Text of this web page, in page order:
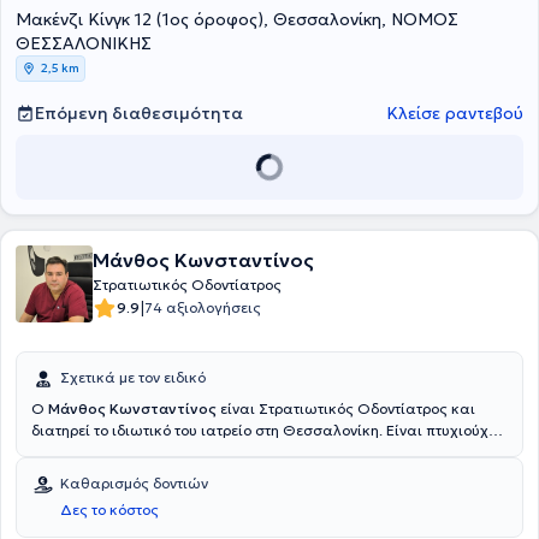
Μακένζι Κινγκ 12, στο κέντρο Θεσσαλονίκης, στον 1ο όροφο.
Μακένζι Κίνγκ 12 (1ος όροφος), Θεσσαλονίκη, ΝΟΜΟΣ
ΘΕΣΣΑΛΟΝΙΚΗΣ
2,5 km
Επόμενη διαθεσιμότητα Κλείσε ραντεβού
Μάνθος Κωνσταντίνος
Στρατιωτικός Οδοντίατρος
9.9|74 αξιολογήσεις
Σχετικά με τον ειδικό
Ο Μάνθος Κωνσταντίνος είναι Στρατιωτικός Οδοντίατρος και
διατηρεί το ιδιωτικό του ιατρείο στη Θεσσαλονίκη. Είναι πτυχιούχος
Θεσσαλονίκης. Έχει ολοκληρώσει μεταπτυχιακές σπουδές στην
Αισθητική - Προσθετική Οδοντιατρική στο Πανεπιστήμιο του
Sheffield στην Αγγλία, καθώς και στη Διοίκηση Μονάδων Υγείας
Καθαρισμός δοντιών
Δες το κόστος